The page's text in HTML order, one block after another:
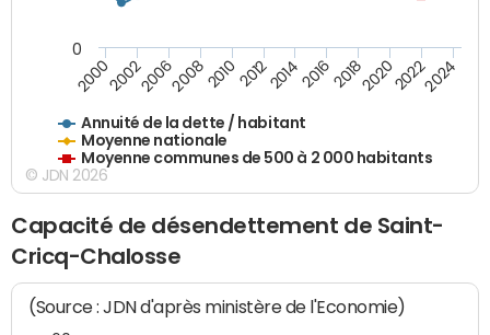
Annuité de la dette / habitant
Moyenne nationale
Moyenne communes de 500 à 2 000 habitants
200020022006200820102012201420162018202020222024
0
© JDN 2026
Capacité de désendettement de Saint-
Cricq-Chalosse
(Source : JDN d'après ministère de l'Economie)